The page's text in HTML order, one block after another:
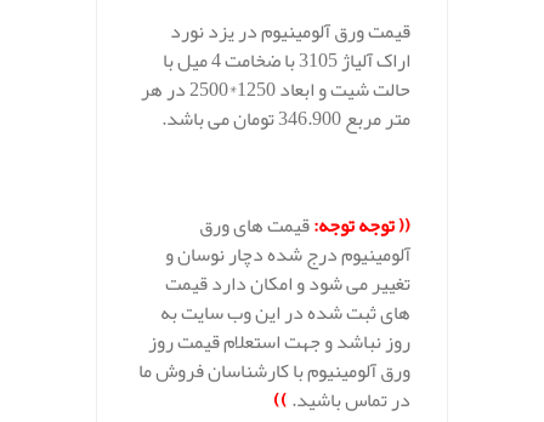
قیمت ورق آلومینیوم در یزد نورد
اراک آلیاژ 3105 با ضخامت 4 میل با
حالت شیت و ابعاد 1250*2500 در هر
متر مربع 346.900 تومان می باشد.
((توجه توجه:قیمت های ورق
آلومینیوم درج شده دچار نوسان و
تغییر می شود و امکان دارد قیمت
های ثبت شده در این وب سایت به
روز نباشد و جهت استعلام قیمت روز
ورق آلومینیوم با کارشناسان فروش ما
در تماس باشید.))